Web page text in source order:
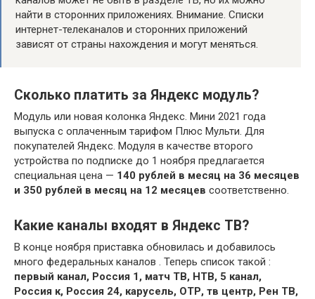
найти в сторонних приложениях. Внимание. Cписки
интернет-телеканалов и сторонних приложений
зависят от страны нахождения и могут меняться.
Сколько платить за Яндекс модуль?
Модуль или новая колонка Яндекс. Мини 2021 года
выпуска с оплаченным тарифом Плюс Мульти. Для
покупателей Яндекс. Модуля в качестве второго
устройства по подписке до 1 ноября предлагается
специальная цена — 140 рублей в месяц на 36 месяцев
и 350 рублей в месяц на 12 месяцев соответственно.
Какие каналы входят в Яндекс ТВ?
В конце ноября приставка обновилась и добавилось
много федеральных каналов . Теперь список такой :
первый канал, Россия 1, матч ТВ, НТВ, 5 канал,
Россия к, Россия 24, карусель, ОТР, тв центр, Рен ТВ,